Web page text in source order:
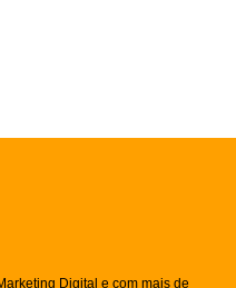
Digital e com mais de